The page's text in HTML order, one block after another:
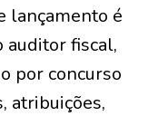
lançamento é
auditor fiscal,
por concurso
atribuições,